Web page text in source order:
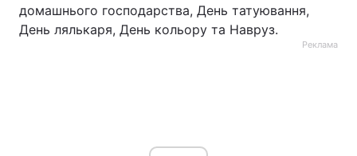
домашнього господарства, День татуювання,
День лялькаря, День кольору та Навруз.
Реклама